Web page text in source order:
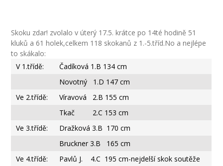
-- Inspekční zpráva
-- Třídní učitelé
-- Netřídní učitelé
-- Školní poradenské pracoviště
Skoku zdar! zvolalo v úterý 17.5. krátce po 14té hodině 51
kluků a 61 holek,celkem 118 skokanů z 1.-5.tříd.No a nejlépe
to skákalo:
V 1.třídě:
Čadíková 1.B 134 cm
Novotný 1.D 147 cm
Ve 2.třídě:
Víravová 2.B 155 cm
Tkač 2.C 153 cm
Ve 3.třídě:
Dražková 3.B 170 cm
Bruckner 3.B 165 cm
Ve 4.třídě:
Pavlů J. 4.C 195 cm-nejdelší skok soutěže